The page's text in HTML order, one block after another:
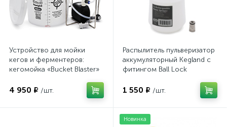
Устройство для мойки
кегов и ферментеров:
кегомойка «Bucket Blaster»
4 950 ₽ /шт.
Распылитель пульверизатор
аккумуляторный Kegland с
фитингом Ball Lock
1 550 ₽ /шт.
Новинка